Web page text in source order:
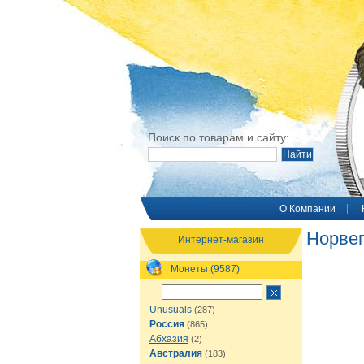
Поиск по товарам и сайту:
O Компании
Интернет-магазин
Монеты (9587)
Unusuals (287)
Россия (865)
Абхазия (2)
Австралия (183)